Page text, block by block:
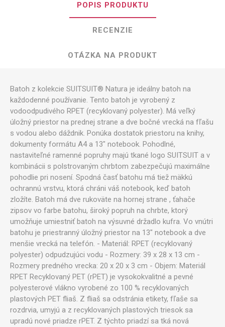
POPIS PRODUKTU
RECENZIE
OTÁZKA NA PRODUKT
Batoh z kolekcie SUITSUIT® Natura je ideálny batoh na
každodenné používanie. Tento batoh je vyrobený z
vodoodpudivého RPET (recyklovaný polyester). Má veľký
úložný priestor na prednej strane a dve bočné vrecká na fľašu
s vodou alebo dáždnik. Ponúka dostatok priestoru na knihy,
dokumenty formátu A4 a 13" notebook. Pohodlné,
nastaviteľné ramenné popruhy majú tkané logo SUITSUIT a v
kombinácii s polstrovaným chrbtom zabezpečujú maximálne
pohodlie pri nosení. Spodná časť batohu má tiež mäkkú
ochrannú vrstvu, ktorá chráni váš notebook, keď batoh
zložíte. Batoh má dve rukoväte na hornej strane , ťahače
zipsov vo farbe batohu, široký popruh na chrbte, ktorý
umožňuje umiestniť batoh na výsuvné držadlo kufra. Vo vnútri
batohu je priestranný úložný priestor na 13" notebook a dve
menšie vrecká na telefón. - Materiál: RPET (recyklovaný
polyester) odpudzujúci vodu - Rozmery: 39 x 28 x 13 cm -
Rozmery predného vrecka: 20 x 20 x 3 cm - Objem: Materiál
RPET Recyklovaný PET (rPET) je vysokokvalitné a pevné
polyesterové vlákno vyrobené zo 100 % recyklovaných
plastových PET fliaš. Z fliaš sa odstránia etikety, fľaše sa
rozdrvia, umyjú a z recyklovaných plastových triesok sa
upradú nové priadze rPET. Z týchto priadzí sa tká nová